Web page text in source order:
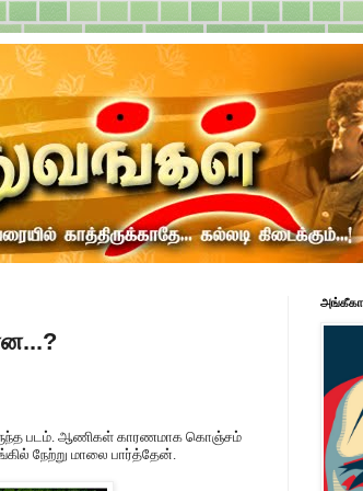
படம். ஆணிகள் காரணமாக கொஞ்சம்
நேற்று மாலை பார்த்தேன்.